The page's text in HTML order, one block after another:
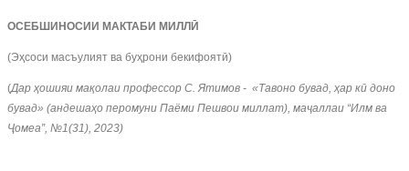
ОСЕБШИНОСИИ МАКТАБИ МИЛЛ Ӣ
(Эҳсоси масъулият ва буҳрони бекифоятӣ)
(Дар ҳошияи мақолаи профессор С.Ятимов - «Тавоно бувад, ҳар кӣ доно
бувад» (андешаҳо перомуни Паёми Пешвои миллат), маҷаллаи “Илм ва
Ҷомеа”, №1(31), 2023)